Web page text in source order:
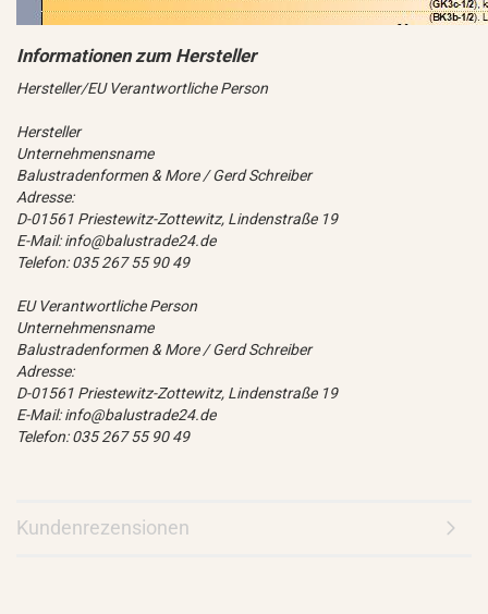
Hersteller/EU Verantwortliche Person
Hersteller
Unternehmensname
Balustradenformen & More / Gerd Schreiber
Adresse:
D-01561 Priestewitz-Zottewitz, Lindenstraße 19
E-Mail: info@balustrade24.de
Telefon: 035 267 55 90 49
EU Verantwortliche Person
Unternehmensname
Balustradenformen & More / Gerd Schreiber
Adresse:
D-01561 Priestewitz-Zottewitz, Lindenstraße 19
E-Mail: info@balustrade24.de
Telefon: 035 267 55 90 49
Kundenrezensionen